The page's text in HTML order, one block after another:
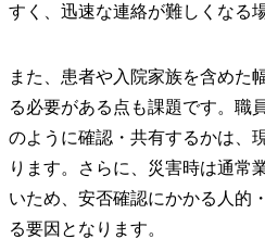
すく、迅速な連絡が難しくなる
また、患者や入院家族を含めた
る必要がある点も課題です。職
のように確認・共有するかは、
ります。さらに、災害時は通常
いため、安否確認にかかる人的
る要因となります。